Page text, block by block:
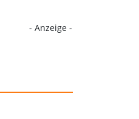
- Anzeige -